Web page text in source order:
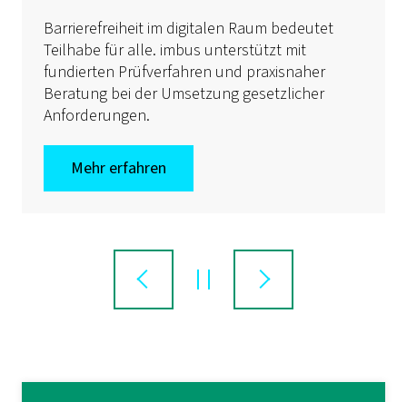
Barrierefreiheit im digitalen Raum bedeutet
Teilhabe für alle. imbus unterstützt mit
fundierten Prüfverfahren und praxisnaher
Beratung bei der Umsetzung gesetzlicher
Anforderungen.
Mehr erfahren